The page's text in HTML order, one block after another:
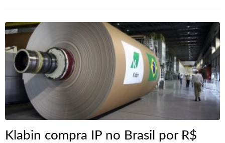
Klabin compra IP no Brasil por R$